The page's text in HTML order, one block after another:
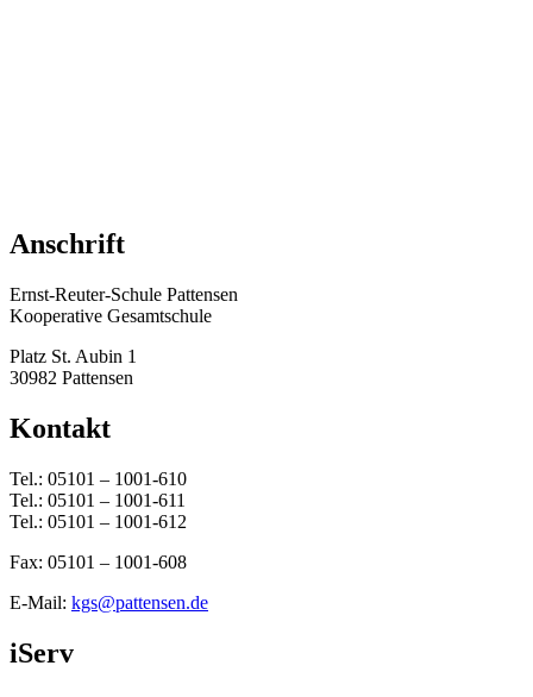
Anschrift
Ernst-Reuter-Schule Pattensen
Kooperative Gesamtschule
Platz St. Aubin 1
30982 Pattensen
Kontakt
Tel.: 05101 – 1001-610
Tel.: 05101 – 1001-611
Tel.: 05101 – 1001-612
Fax: 05101 – 1001-608
E-Mail: kgs@pattensen.de
iServ